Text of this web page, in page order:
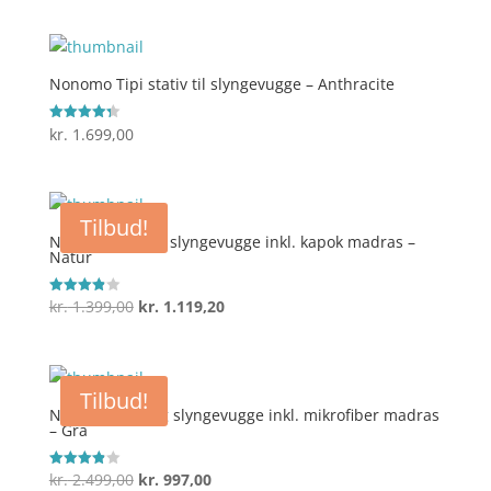
var:
kr. 349,00.kr. 279,20.
Nonomo Tipi stativ til slyngevugge – Anthracite
Vurderet
4.3
kr. 1.699,00
Tilbud!
Nonomo Nordic slyngevugge inkl. kapok madras –
Natur
Vurderet
3.9
kr.1.399,00 Den
var:
kr. 1.399,00.
kr. 1.119,20Den
kr. 1.119,20.
Tilbud!
Nonomo Tvilling slyngevugge inkl. mikrofiber madras
– Grå
Vurderet
kr.2.499,00 Den
kr. 997,00Den